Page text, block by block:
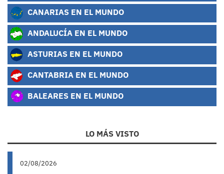
CANARIAS EN EL MUNDO
ANDALUCÍA EN EL MUNDO
ASTURIAS EN EL MUNDO
CANTABRIA EN EL MUNDO
BALEARES EN EL MUNDO
LO MÁS VISTO
02/08/2026